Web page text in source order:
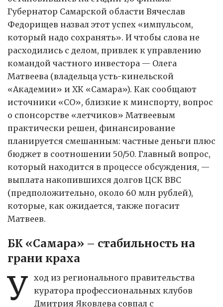
Губернатор Самарской области Вячеслав
Федорищев назвал этот успех «импульсом,
который надо сохранять». И чтобы слова не
расходились с делом, привлек к управлению
командой частного инвестора — Олега
Матвеева (владельца усть-кинельской
«Академии» и ХК «Самара»). Как сообщают
источники «СО», близкие к минспорту, вопрос
о спонсорстве «летчиков» Матвеевым
практически решен, финансирование
планируется смешанным: частные деньги плюс
бюджет в соотношении 50/50. Главный вопрос,
который находится в процессе обсуждения, —
выплата накопившихся долгов ЦСК ВВС
(предположительно, около 60 млн рублей),
которые, как ожидается, также погасит
Матвеев.
БК «Самара» – стабильность на
грани краха
У
ход из регионального правительства
куратора профессиональных клубов
Дмитрия Яковлева совпал с